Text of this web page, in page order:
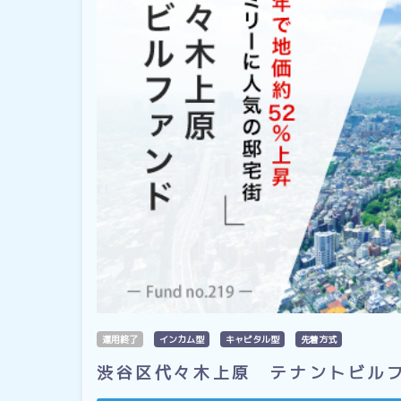
運用終了 インカム型 キャピタル型 先着方式
渋谷区代々木上原 テナントビル